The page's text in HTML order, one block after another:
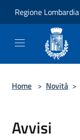
Regione Lombardia
Home > Novità >
Avvisi